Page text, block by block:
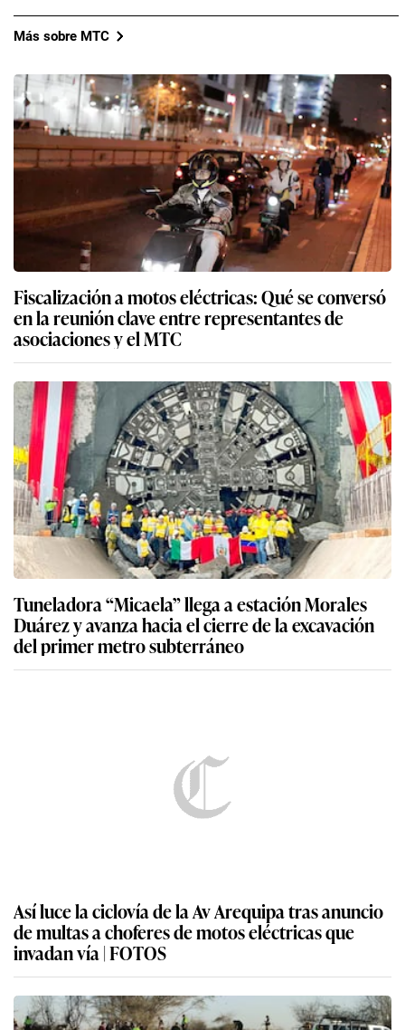
Más sobre MTC
Fiscalización a motos eléctricas: Qué se conversó
en la reunión clave entre representantes de
asociaciones y el MTC
Tuneladora “Micaela” llega a estación Morales
Duárez y avanza hacia el cierre de la excavación
del primer metro subterráneo
Así luce la ciclovía de la Av Arequipa tras anuncio
de multas a choferes de motos eléctricas que
invadan vía | FOTOS